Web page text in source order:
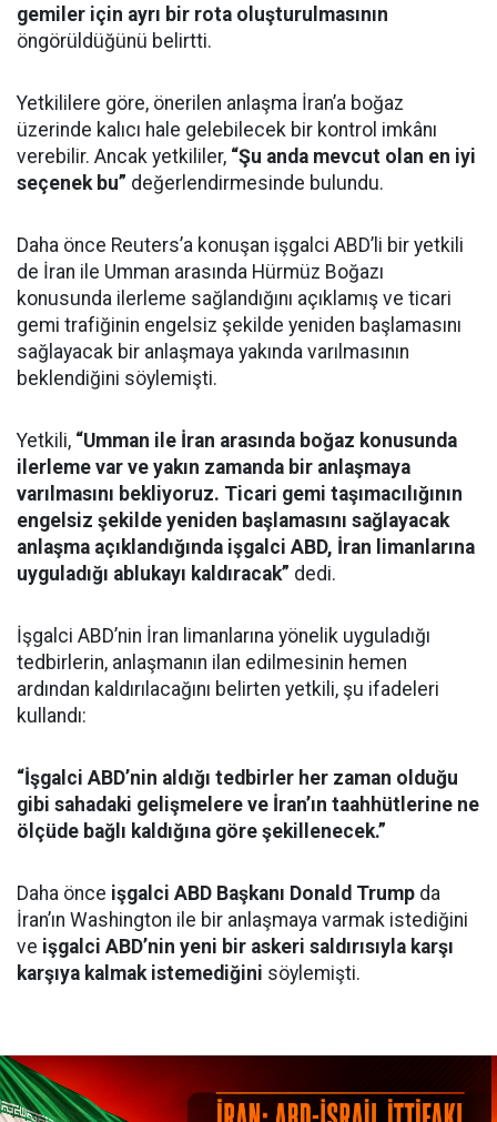
gemiler için ayrı bir rota oluşturulmasının
öngörüldüğünü belirtti.
Yetkililere göre, önerilen anlaşma İran’a boğaz
üzerinde kalıcı hale gelebilecek bir kontrol imkânı
verebilir. Ancak yetkililer, “Şu anda mevcut olan en iyi
seçenek bu” değerlendirmesinde bulundu.
Daha önce Reuters’a konuşan işgalci ABD’li bir yetkili
de İran ile Umman arasında Hürmüz Boğazı
konusunda ilerleme sağlandığını açıklamış ve ticari
gemi trafiğinin engelsiz şekilde yeniden başlamasını
sağlayacak bir anlaşmaya yakında varılmasının
beklendiğini söylemişti.
Yetkili, “Umman ile İran arasında boğaz konusunda
ilerleme var ve yakın zamanda bir anlaşmaya
varılmasını bekliyoruz. Ticari gemi taşımacılığının
engelsiz şekilde yeniden başlamasını sağlayacak
anlaşma açıklandığında işgalci ABD, İran limanlarına
uyguladığı ablukayı kaldıracak” dedi.
İşgalci ABD’nin İran limanlarına yönelik uyguladığı
tedbirlerin, anlaşmanın ilan edilmesinin hemen
ardından kaldırılacağını belirten yetkili, şu ifadeleri
kullandı:
“İşgalci ABD’nin aldığı tedbirler her zaman olduğu
gibi sahadaki gelişmelere ve İran’ın taahhütlerine ne
ölçüde bağlı kaldığına göre şekillenecek.”
Daha önce işgalci ABD Başkanı Donald Trump da
İran’ın Washington ile bir anlaşmaya varmak istediğini
ve işgalci ABD’nin yeni bir askeri saldırısıyla karşı
karşıya kalmak istemediğini söylemişti.